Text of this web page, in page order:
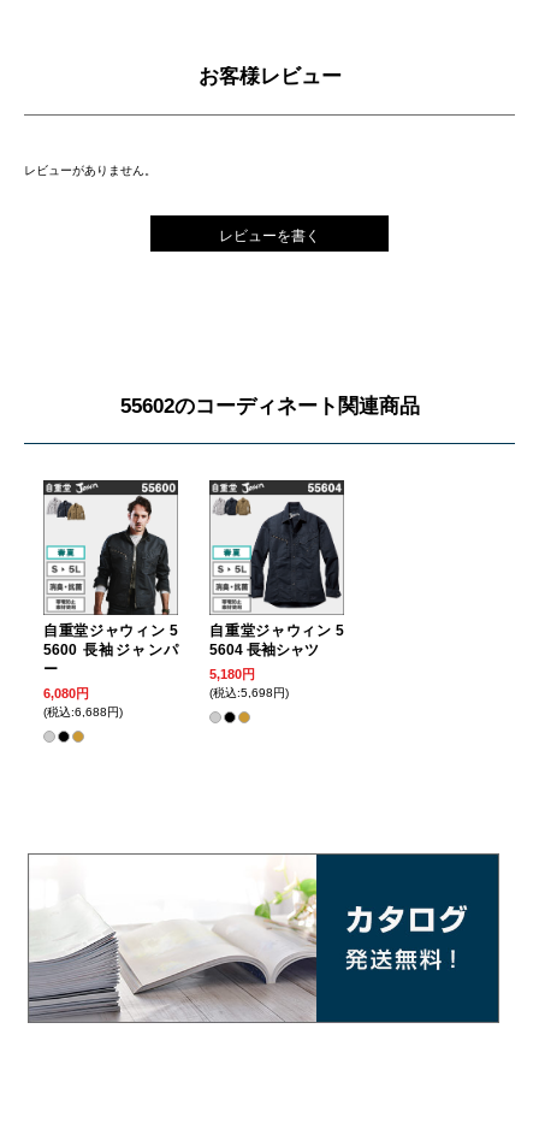
お客様レビュー
レビューがありません。
レビューを書く
55602のコーディネート関連商品
自重堂ジャウィン 5
5600 長袖ジャンパ
ー
6,080円
(税込:6,688円)
自重堂ジャウィン 5
5604 長袖シャツ
5,180円
(税込:5,698円)